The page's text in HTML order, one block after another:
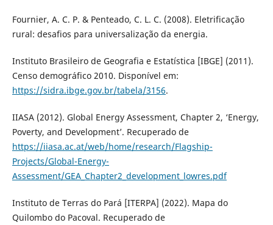
Fournier, A. C. P. & Penteado, C. L. C. (2008). Eletrificação
rural: desafios para universalização da energia.
Instituto Brasileiro de Geografia e Estatística [IBGE] (2011).
Censo demográfico 2010. Disponível em:
https://sidra.ibge.gov.br/tabela/3156.
IIASA (2012). Global Energy Assessment, Chapter 2, ‘Energy,
Poverty, and Development’. Recuperado de
https://iiasa.ac.at/web/home/research/Flagship-
Projects/Global-Energy-
Assessment/GEA_Chapter2_development_lowres.pdf
Instituto de Terras do Pará [ITERPA] (2022). Mapa do
Quilombo do Pacoval. Recuperado de